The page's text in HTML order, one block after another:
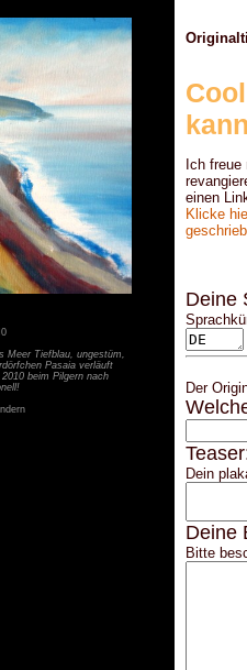
Meer Tiefblau, ungestüm,
Pasaia verläuft
beim Pilgern nach
Ich
einen
Klicke
Deine
Der
Dein
Deine
Bitte